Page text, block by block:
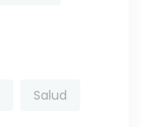
Salud